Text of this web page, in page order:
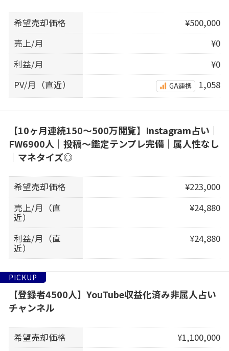
希望売却価格
¥500,000
売上/月
¥0
利益/月
¥0
PV/月（直近）
GA連携 1,058
【10ヶ月連続150〜500万閲覧】Instagram占い｜
FW6900人｜投稿〜鑑定テンプレ完備｜属人性なし
｜マネタイズ◎
希望売却価格
¥223,000
売上/月（直
近）
¥24,880
利益/月（直
近）
¥24,880
PICKUP
【登録者4500人】YouTube収益化済み非属人占い
チャンネル
希望売却価格
¥1,100,000